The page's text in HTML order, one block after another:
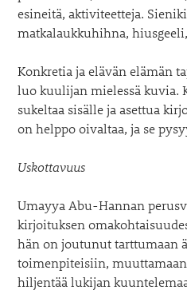
esineitä, aktiviteetteja.
matkalaukkuhihna,
Konkretia ja elävän elämän
luo kuulijan mielessä kuvia.
sukeltaa sisälle ja asettua
on helppo oivaltaa, ja se
Uskottavuus
Umayya Abu-Hannan
kirjoituksen
hän on joutunut tarttumaan
toimenpiteisiin, muuttamaan
hiljentää lukijan